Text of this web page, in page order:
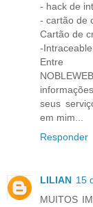
- hack de
- cartão de
Cartão de
-
seus
em mim...
Responder
LILIAN 15
MUITOS